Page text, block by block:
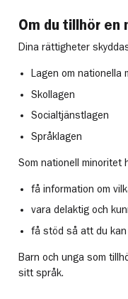
Om du tillhör
Dina rättigheter
Lagen om nationella
Skollagen
Socialtjänstlagen
Språklagen
Som nationell minoritet
få information om
vara delaktig och
få stöd så att du
Barn och unga som
sitt språk.